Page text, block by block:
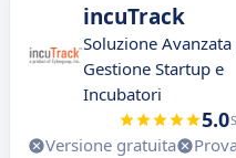
incuTrack
Soluzione
Gestione Startup e
Incubatori
5.0
Versione gratuita